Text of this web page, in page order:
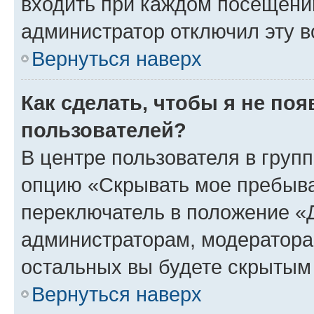
администратор отключил эту
Вернуться наверх
Как сделать, чтобы я не
пользователей?
В центре пользователя в
опцию «Скрывать мое
переключатель в положение
администраторам,
остальных вы будете
Вернуться наверх